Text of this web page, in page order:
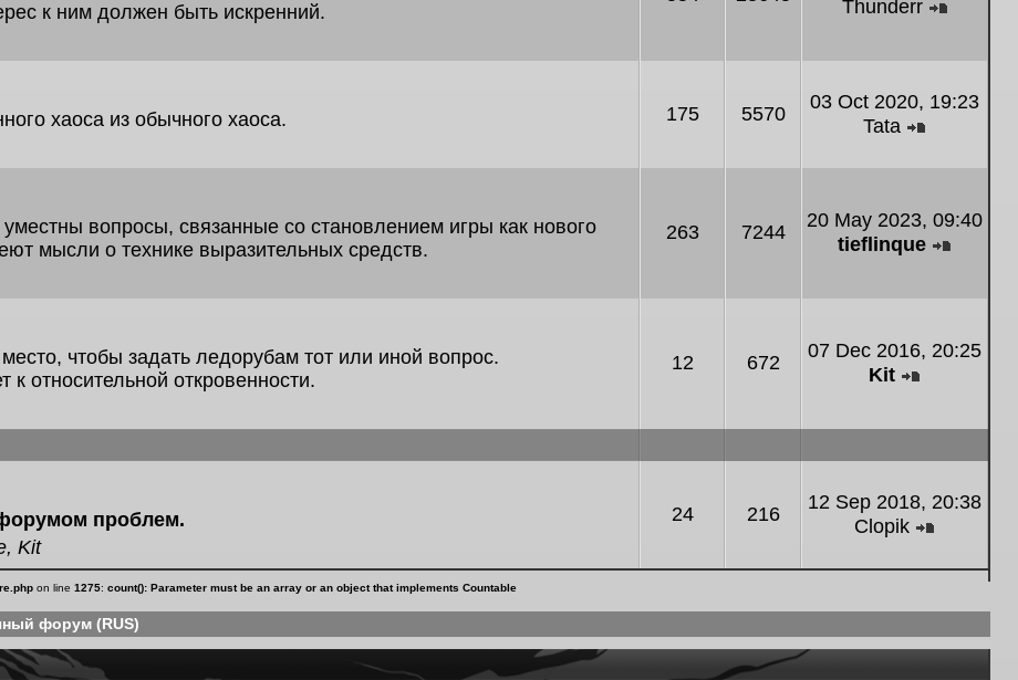
к ним должен быть искренний.
Thunderr
хаоса из обычного хаоса.
175 5570
03 Oct 2020, 19:23
Tata
вопросы, связанные со становлением игры как нового
мысли о технике выразительных средств.
263 7244
20 May 2023, 09:40
tieflinque
чтобы задать ледорубам тот или иной вопрос.
относительной откровенности.
12 672
07 Dec 2016, 20:25
Kit
проблем.
, Kit
24 216
12 Sep 2018, 20:38
Clopik
on line 1275: count(): Parameter must be an array or an object that implements Countable
форум (RUS)